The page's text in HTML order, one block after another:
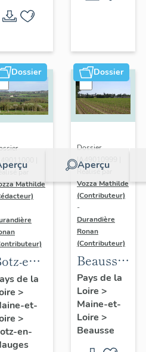
l'opération
Dossier
|
par
Mathilde
en-
:
la
de la
>
et-
>
en-
Dossier
Aperçu
Dossier
IA49010999 |
Réalisé par
Vozza Mathilde
(Contributeur)
-
Durandière
Ronan
(Contributeur)
Beausse :
de la
commune
Pays de la
Loire >
Maine-et-
Loire >
Beausse